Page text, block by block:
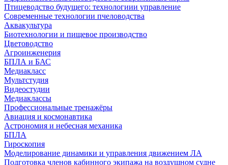
Птицеводство будущего: технологиии управление
Современные технологии пчеловодства
Аквакультура
Биотехнологии и пищевое производство
Цветоводство
Агроинженерия
БПЛА и БАС
Медиакласс
Мультстудия
Видеостудии
Медиаклассы
Профессиональные тренажёры
Авиация и космонавтика
Астрономия и небесная механика
БПЛА
Гироскопия
Моделирование динамики и управления движением ЛА
Подготовка членов кабинного экипажа на воздушном судне